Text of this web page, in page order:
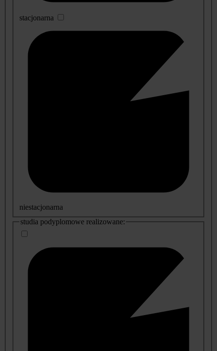
stacjonarna
niestacjonarna
studia podyplomowe realizowane: